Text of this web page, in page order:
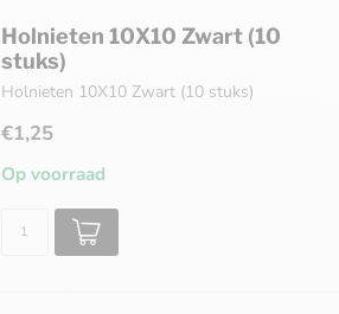
Holnieten 10X10 Zwart (10
stuks)
Holnieten 10X10 Zwart (10 stuks)
€1,25
Op voorraad